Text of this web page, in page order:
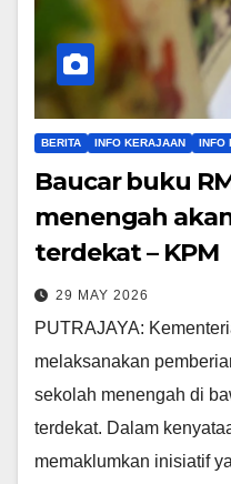
BERITA INFO KERAJAAN INFO
Baucar buku
menengah
terdekat – KPM
29 MAY 2026
PUTRAJAYA:
melaksanakan
sekolah menengah di
terdekat. Dalam
memaklumkan inisiatif